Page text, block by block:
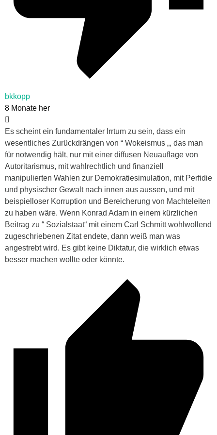
bkkopp
8 Monate her
Es scheint ein fundamentaler Irrtum zu sein, dass ein
wesentliches Zurückdrängen von “ Wokeismus „, das man
für notwendig hält, nur mit einer diffusen Neuauflage von
Autoritarismus, mit wahlrechtlich und finanziell
manipulierten Wahlen zur Demokratiesimulation, mit Perfidie
und physischer Gewalt nach innen aus aussen, und mit
beispielloser Korruption und Bereicherung von Machteleiten
zu haben wäre. Wenn Konrad Adam in einem kürzlichen
Beitrag zu “ Sozialstaat“ mit einem Carl Schmitt wohlwollend
zugeschriebenen Zitat endete, dann weiß man was
angestrebt wird. Es gibt keine Diktatur, die wirklich etwas
besser machen wollte oder könnte.